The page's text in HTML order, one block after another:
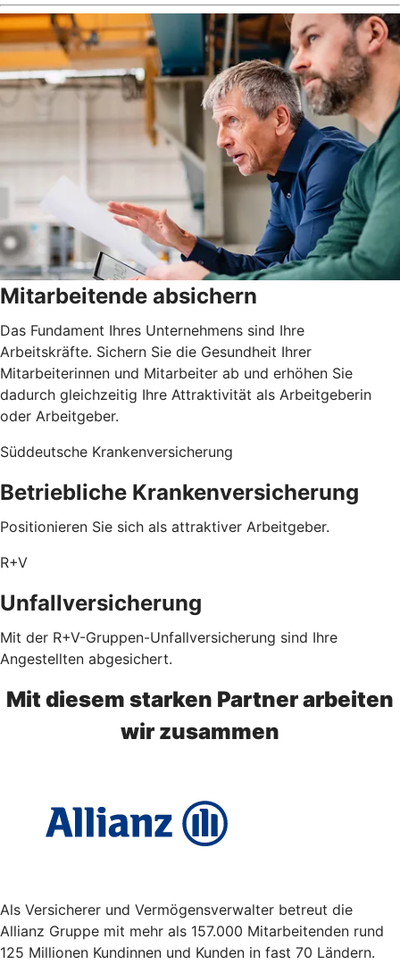
Mitarbeitende absichern
Das Fundament Ihres Unternehmens sind Ihre
Arbeitskräfte. Sichern Sie die Gesundheit Ihrer
Mitarbeiterinnen und Mitarbeiter ab und erhöhen Sie
dadurch gleichzeitig Ihre Attraktivität als Arbeitgeberin
oder Arbeitgeber.
Süddeutsche Krankenversicherung
Betriebliche Krankenversicherung
Positionieren Sie sich als attraktiver Arbeitgeber.
R+V
Unfallversicherung
Mit der R+V-Gruppen-Unfallversicherung sind Ihre
Angestellten abgesichert.
Mit diesem starken Partner arbeiten
wir zusammen
Als Versicherer und Vermögensverwalter betreut die
Allianz Gruppe mit mehr als 157.000 Mitarbeitenden rund
125 Millionen Kundinnen und Kunden in fast 70 Ländern.